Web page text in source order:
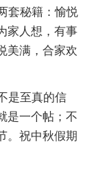
套秘籍：愉悦
家人想，有事
美满，合家欢
是至真的信
是一个帖；不
。祝中秋假期